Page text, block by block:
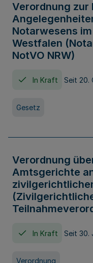
Verordnung zur
Notarwesens
Westfalen
NotVO NRW)
In Kraft Seit 20.
Gesetz
Verordnung
Amtsgerichte
In Kraft Seit 30.
Verordnung